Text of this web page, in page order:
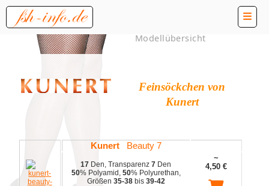
Modellübersicht
Feinsöckchen von
Kunert
KunertBeauty 7
17 Den, Transparenz7 Den
50% Polyamid, 50% Polyurethan,
Größen 35-38bis 39-42
~
4,50€